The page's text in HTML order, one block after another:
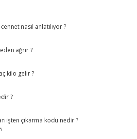
cennet nasıl anlatılıyor ?
ağrır ?
kilo gelir ?
?
işten çıkarma kodu nedir ?